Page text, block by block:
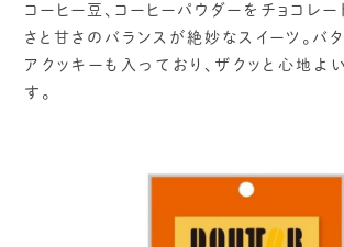
コーヒー豆、コーヒーパウダーをチョコレ
さと甘さのバランスが絶妙なスイーツ。バタ
アクッキーも入っており、ザクッと心地よ
す。